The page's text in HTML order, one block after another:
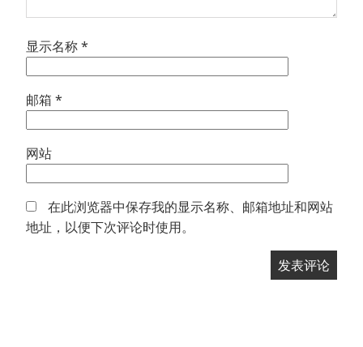
显示名称*
邮箱 *
网站
在此浏览器中保存我的显示名称、邮箱地址和网站
地址，以便下次评论时使用。